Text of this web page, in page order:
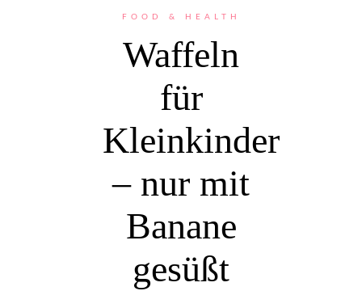
FOOD & HEALTH
Waffeln
für
Kleinkinder
– nur mit
Banane
gesüßt